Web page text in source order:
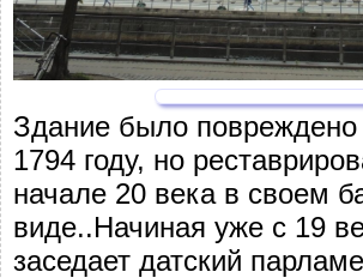
Здание было
1794 году, но
начале 20 века в своем
виде..Начиная уже с 19
заседает датский